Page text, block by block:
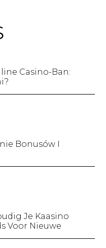
Casino-Ban:
Bonusów I
Je Kaasino
Voor Nieuwe